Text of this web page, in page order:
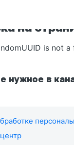
на
is not a
нужное в